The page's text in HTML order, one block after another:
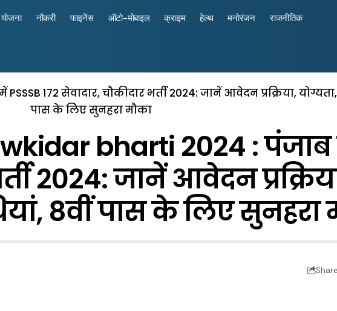
नौकरी फाइनेंस ऑटो-मोबाइल क्राइम हेल्थ मनोरंजन राजनीतिक
172 सेवादार, चौकीदार भर्ती 2024: जानें आवेदन प्रक्रिया,
पास के लिए सुनहरा मौका
bharti 2024 : पंजाब
2024: जानें आवेदन
8वीं पास के लिए सुनहरा
Share